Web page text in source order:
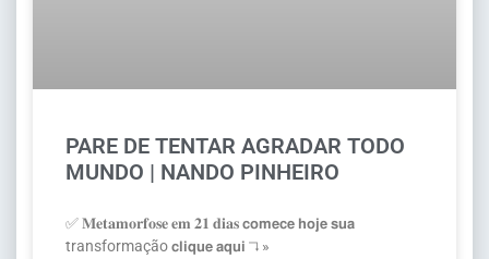
PARE DE TENTAR AGRADAR TODO
MUNDO | NANDO PINHEIRO
✅ 𝐌𝐞𝐭𝐚𝐦𝐨𝐫𝐟𝐨𝐬𝐞 𝐞𝐦 𝟐𝟏 𝐝𝐢𝐚𝐬 𝗰𝗼𝗺𝗲𝗰𝗲 𝗵𝗼𝗷𝗲 𝘀𝘂𝗮
transformação 𝗰𝗹𝗶𝗾𝘂𝗲 𝗮𝗾𝘂𝗶 ↴ »